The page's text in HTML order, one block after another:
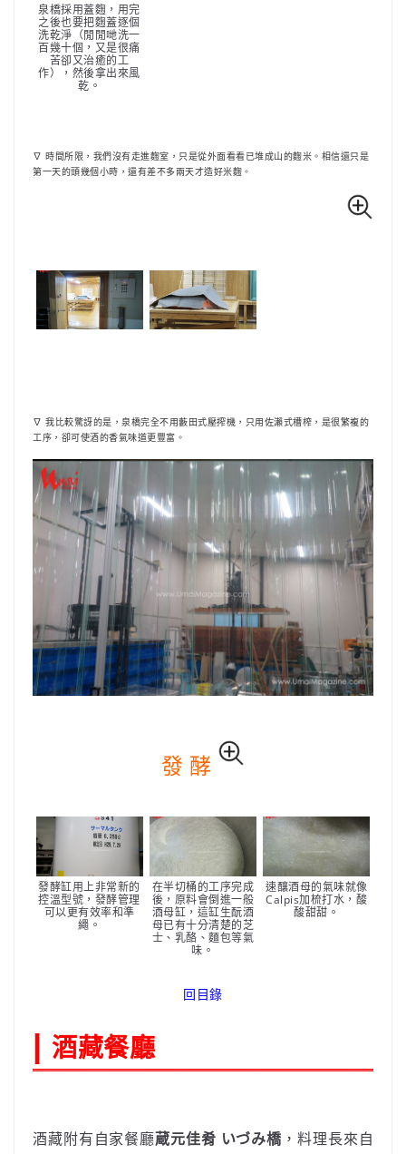
泉橋採用蓋麴，用完
之後也要把麴蓋逐個
洗乾淨（閒閒哋洗一
百幾十個，又是很痛
苦卻又治癒的工
作），然後拿出來風
乾。
∇ 時間所限，我們沒有走進麴室，只是從外面看看已堆成山的麴米。相信還只是
第一天的頭幾個小時，還有差不多兩天才造好米麴。
∇ 我比較驚訝的是，泉橋完全不用藪田式壓搾機，只用佐瀨式槽榨，是很繁複的
工序，卻可使酒的香氣味道更豐富。
發 酵
發酵缸用上非常新的
控溫型號，發酵管理
可以更有效率和準
繩。
在半切桶的工序完成
後，原料會倒進一般
酒母缸，這缸生酛酒
母已有十分清楚的芝
士、乳酪、麵包等氣
味。
速釀酒母的氣味就像
Calpis加梳打水，酸
酸甜甜。
回目錄
| 酒藏餐廳
酒藏附有自家餐廳蔵元佳肴 いづみ橋 ，料理長來自